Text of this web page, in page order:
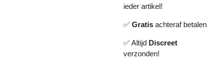
ieder artikel!
✅ Gratis achteraf betalen
✅ Altijd Discreet
verzonden!